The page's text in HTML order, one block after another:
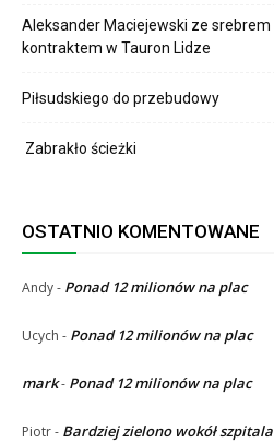
Aleksander Maciejewski ze
kontraktem w Tauron Lidze
Piłsudskiego do przebudowy
Zabrakło ścieżki
OSTATNIO KOMENTOWANE
Andy- Ponad 12 milionów na plac
Ucych - Ponad 12 milionów na plac
mark- Ponad 12 milionów na plac
Piotr- Bardziej zielono wokół szpitala